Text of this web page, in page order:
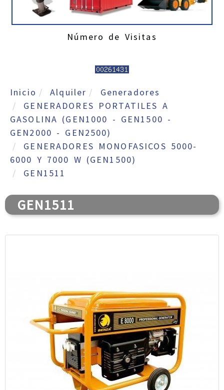
Número de Visitas
Inicio Alquiler
Generadores
GENERADORES PORTATILES A
GASOLINA (GEN1000 - GEN1500 -
GEN2000 - GEN2500)
GENERADORES MONOFASICOS 5000-
6000 Y 7000 W (GEN1500)
GEN1511
GEN1511